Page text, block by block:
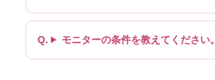
モニターの条件を教えてください。